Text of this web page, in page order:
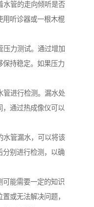
水管的走向倾听是否
用听诊器或一根木棍
压力测试。通过增加
保持稳定。如果压力
管进行检测。漏水处
，通过热成像仪可以
水管漏水，可以将该
分别进行检测，以确
可能需要一定的知识
或无法解决问题，